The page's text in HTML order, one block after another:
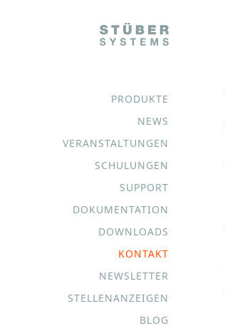
PRODUKTE
NEWS
VERANSTALTUNGEN
SCHULUNGEN
SUPPORT
DOKUMENTATION
DOWNLOADS
KONTAKT
NEWSLETTER
STELLENANZEIGEN
BLOG